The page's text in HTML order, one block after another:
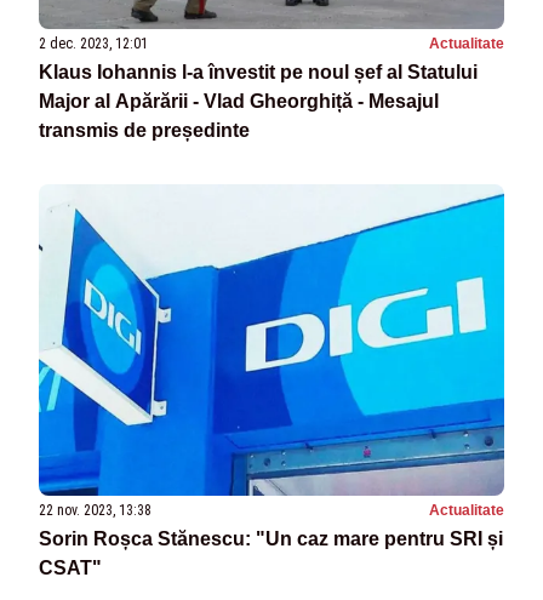
2 dec. 2023, 12:01 Actualitate
Klaus Iohannis l-a învestit pe noul șef al Statului
Major al Apărării - Vlad Gheorghiță - Mesajul
transmis de președinte
22 nov. 2023, 13:38 Actualitate
Sorin Roșca Stănescu: "Un caz mare pentru SRI și
CSAT"